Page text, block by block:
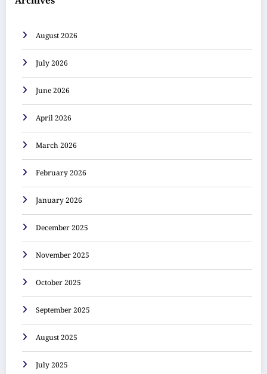
August 2026
July 2026
June 2026
April 2026
March 2026
February 2026
January 2026
December 2025
November 2025
October 2025
September 2025
August 2025
July 2025